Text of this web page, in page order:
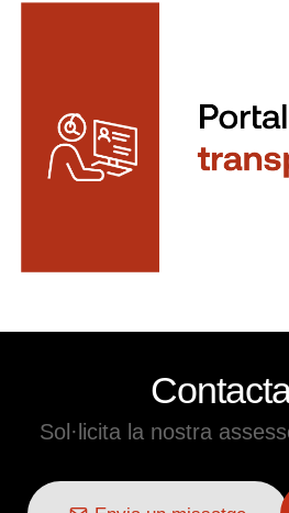
Sol·licita la nostra